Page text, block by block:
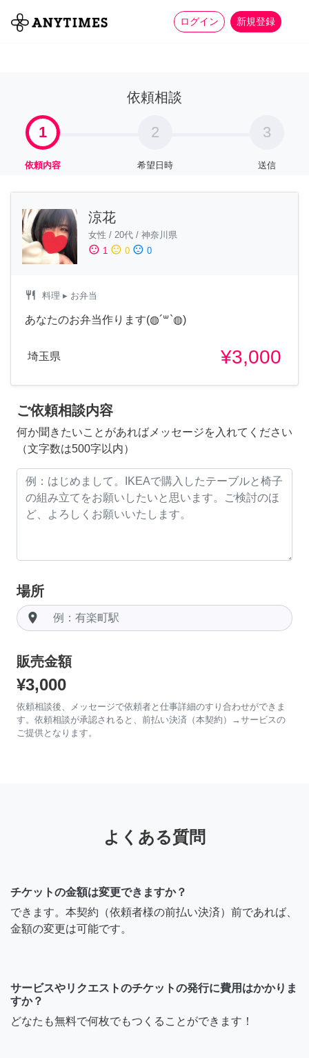
ログイン 新規登録
全て 家事 more_horiz
依頼相談
1
依頼内容
2
希望日時
3
送信
涼花
女性 / 20代 / 神奈川県
sentiment_satisfied 1 sentiment_neutral 0 sentiment_dissatisfied 0
restaurant 料理 ▸ お弁当
あなたのお弁当作ります(◍´꒳`◍)
埼玉県 ¥3,000
ご依頼相談内容
何か聞きたいことがあればメッセージを入れてください
（文字数は500字以内）
場所
room
販売金額
¥3,000
依頼相談後、メッセージで依頼者と仕事詳細のすり合わせができま
す。依頼相談が承認されると、前払い決済（本契約）→サービスの
ご提供となります。
よくある質問
チケットの金額は変更できますか？
できます。本契約（依頼者様の前払い決済）前であれば、
金額の変更は可能です。
サービスやリクエストのチケットの発行に費用はかかりま
すか？
どなたも無料で何枚でもつくることができます！